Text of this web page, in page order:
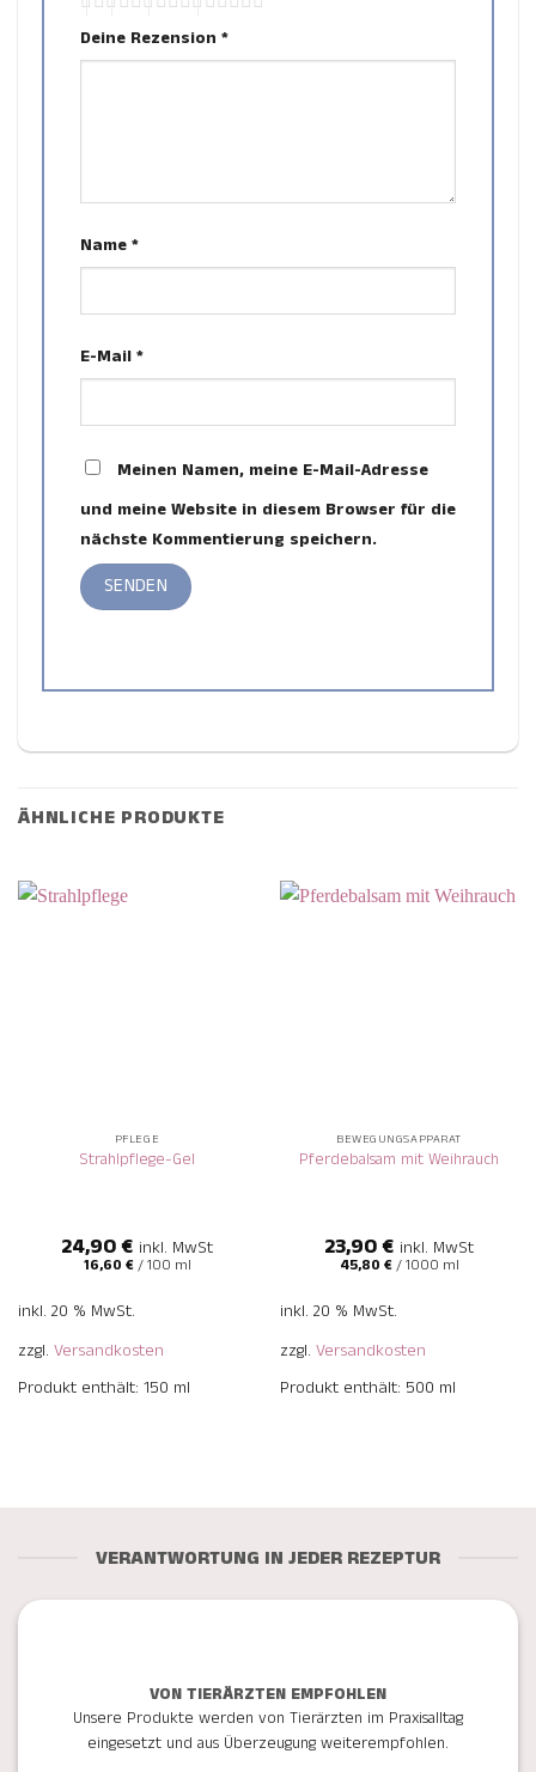
Deine Rezension *
Name *
E-Mail *
Meinen Namen, meine E-Mail-Adresse
und meine Website in diesem Browser für die
nächste Kommentierung speichern.
ÄHNLICHE PRODUKTE
PFLEGE
Strahlpflege-Gel
24,90€ inkl. MwSt
16,60 €/100 ml
inkl. 20 % MwSt.
zzgl. Versandkosten
Produkt enthält: 150 ml
BEWEGUNGSAPPARAT
Pferdebalsam mit Weihrauch
23,90€ inkl. MwSt
45,80 €/1000 ml
inkl. 20 % MwSt.
zzgl. Versandkosten
Produkt enthält: 500 ml
VERANTWORTUNG IN JEDER REZEPTUR
VON TIERÄRZTEN EMPFOHLEN
Unsere Produkte werden von Tierärzten im Praxisalltag
eingesetzt und aus Überzeugung weiterempfohlen.